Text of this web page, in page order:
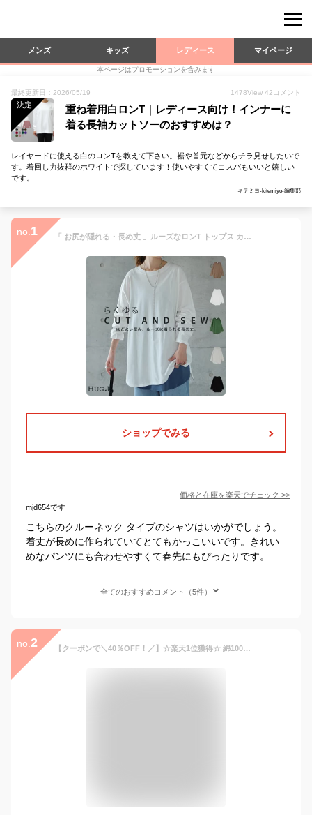
メンズ キッズ レディース マイページ
本ページはプロモーションを含みます
最終更新日：2026/05/19 1478View 42 コメント
決定
重ね着用白ロンT｜レディース向け！インナーに
着る長袖カットソーのおすすめは？
レイヤードに使える白のロンTを教えて下さい。裾や首元などからチラ見せしたいで
す。着回し力抜群のホワイトで探しています！使いやすくてコスパもいいと嬉しい
です。
キテミヨ-kitemiyo-編集部
no. 1 「 お尻が隠れる・長め丈 」ルーズなロンT トップス カットソー ロンT 長袖 Tシャツ ロング チュニック レイヤード ラウンドカットソー Uネック 無地 クルーネック スリット 体型カバー 大きいサイズ 黒 白 秋 冬 HUG.U
ショップでみる
価格と在庫を楽天でチェック >>
mjd654です
こちらのクルーネック タイプのシャツはいかがでしょう。
着丈が長めに作られていてとてもかっこいいです。きれい
めなパンツにも合わせやすくて春先にもぴったりです。
全てのおすすめコメント（5件）
no. 2 【クーポンで＼40％OFF！／】☆楽天1位獲得☆ 綿100% ロンT レディース 長袖 tシャツ カットソー レイヤード 重ね着 インナー きれいめ コットン 無地 tシャツ 白 黒 春 秋 冬 レビュー特典あり